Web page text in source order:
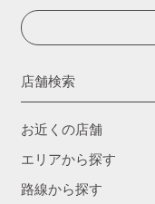
店舗検索
お近くの店舗
エリアから探す
路線から探す